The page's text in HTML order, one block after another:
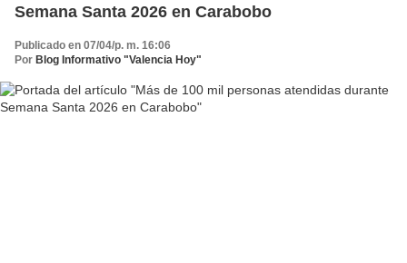
Semana Santa 2026 en Carabobo
Publicado en 07/04/p. m. 16:06
Por Blog Informativo "Valencia Hoy"